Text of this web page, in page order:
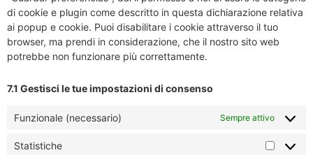
di cookie e plugin come descritto in questa dichiarazione relativa
ai popup e cookie. Puoi disabilitare i cookie attraverso il tuo
browser, ma prendi in considerazione, che il nostro sito web
potrebbe non funzionare più correttamente.
7.1 Gestisci le tue impostazioni di consenso
Funzionale (necessario) Sempre attivo
Statistiche